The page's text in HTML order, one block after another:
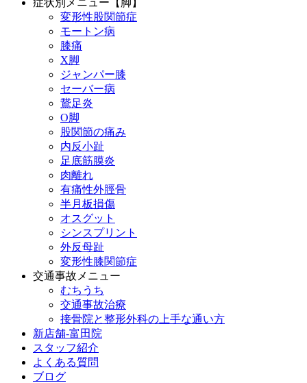
症状別メニュー【脚】
変形性股関節症
モートン病
膝痛
X脚
ジャンパー膝
セーバー病
鵞足炎
O脚
股関節の痛み
内反小趾
足底筋膜炎
肉離れ
有痛性外脛骨
半月板損傷
オスグット
シンスプリント
外反母趾
変形性膝関節症
交通事故メニュー
むちうち
交通事故治療
接骨院と整形外科の上手な通い方
新店舗-富田院
スタッフ紹介
よくある質問
ブログ